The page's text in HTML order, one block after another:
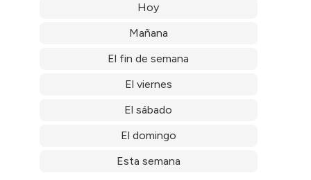
Hoy
Mañana
El fin de semana
El viernes
El sábado
El domingo
Esta semana